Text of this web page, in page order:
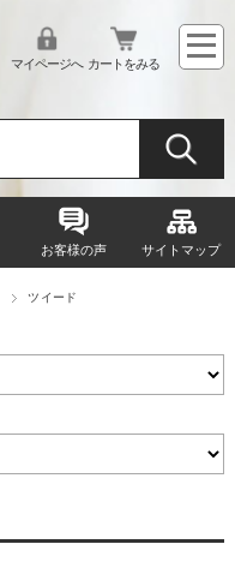
マイページへ カートをみる
お客様の声 サイトマップ
ツイード